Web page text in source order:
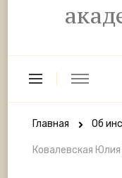
Главная Об
Ковалевская